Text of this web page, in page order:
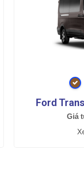
Ford
Giá